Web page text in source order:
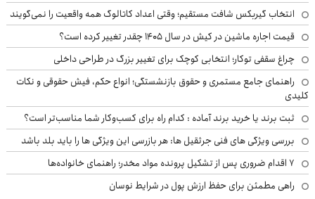
انتخاب گیربکس شافت مستقیم؛ وقتی اعداد کاتالوگ همه واقعیت را نمی‌گویند
قیمت اجاره ماشین در کیش در سال ۱۴۰۵ چقدر تغییر کرده است؟
چراغ سقفی توکار؛ انتخابی کوچک برای تغییر بزرگ در طراحی داخلی
راهنمای جامع مستمری و حقوق بازنشستگی؛ انواع حکم، فیش حقوقی و نکات
کلیدی
ثبت برند یا خرید برند آماده : کدام راه برای کسب‌وکار شما مناسب‌تر است؟
بررسی ویژگی های فنی جرثقیل ها: هر بازرسی این ویژگی ها را باید بلد باشد
۷ اقدام ضروری پس از تشکیل پرونده مواد مخدر؛ راهنمای خانواده‌ها
راهی مطمئن برای حفظ ارزش پول در شرایط نوسان